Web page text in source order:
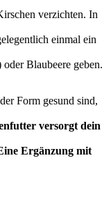
verzichten. In
einmal ein
oder Blaubeere geben.
Form gesund sind,
versorgt dein
Ergänzung mit